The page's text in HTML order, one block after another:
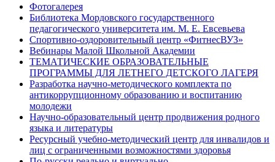
Фотогалерея
Библиотека Мордовского государственного
педагогического университета им. М. Е. Евсевьева
Спортивно-оздоровительный центр «ФитнесВУЗ»
Вебинары Малой Школьной Академии
ТЕМАТИЧЕСКИЕ ОБРАЗОВАТЕЛЬНЫЕ
ПРОГРАММЫ ДЛЯ ЛЕТНЕГО ДЕТСКОГО ЛАГЕРЯ
Разработка научно-методического комплекта по
антикоррупционному образованию и воспитанию
молодежи
Научно-образовательный центр продвижения родного
языка и литературы
Ресурсный учебно-методический центр для инвалидов и
лиц с ограниченными возможностями здоровья